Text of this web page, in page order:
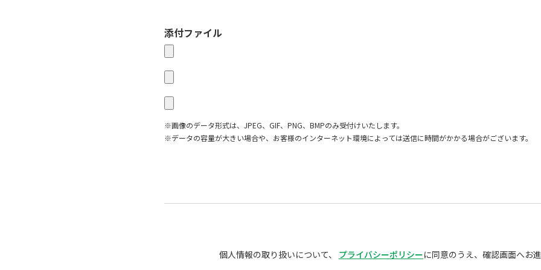
添付ファイル
※画像のデータ形式は、JPEG、GIF、PNG、BMPのみ受付けいたします。
※データの容量が大きい場合や、お客様のインターネット環境によっては送信に時間がかかる場合がございます。
個人情報の取り扱いについて、 プライバシーポリシーに同意のうえ、確認画面へお